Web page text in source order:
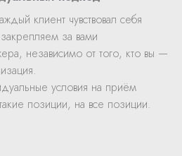
клиент чувствовал себя
за вами
независимо от того, кто вы —
условия на приём
позиции, на все позиции.